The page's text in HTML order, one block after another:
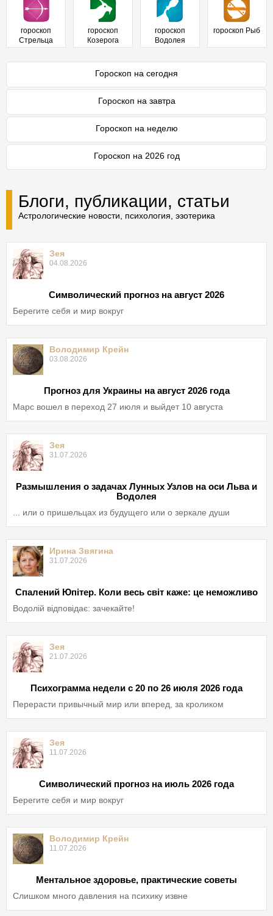
гороскоп
Стрельца
гороскоп
Козерога
гороскоп
Водолея
гороскоп Рыб
Гороскоп на сегодня
Гороскоп на завтра
Гороскоп на неделю
Гороскоп на 2026 год
Блоги, публикации, статьи
Астрологические новости, психология, эзотерика
Зея
04.08.2026
Символический прогноз на август 2026
Берегите себя и мир вокруг
Володимир Крейн
03.08.2026
Прогноз для Украины на август 2026 года
Марс вошел в переход 27 июля и выйдет 10 августа
Зея
31.07.2026
Размышления о задачах Лунных Узлов на оси Льва и
Водолея
... или о пришельцах из будущего или о зеркале души
Ирина Звягина
31.07.2026
Спалений Юпітер. Коли весь світ каже: це неможливо
Водолій відповідає: зачекайте!
Зея
21.07.2026
Психограмма недели с 20 по 26 июля 2026 года
Перерасти привычный мир или вперед, за кроликом
Зея
11.07.2026
Символический прогноз на июль 2026 года
Берегите себя и мир вокруг
Володимир Крейн
11.07.2026
Ментальное здоровье, практические советы
Слишком много давления на психику извне